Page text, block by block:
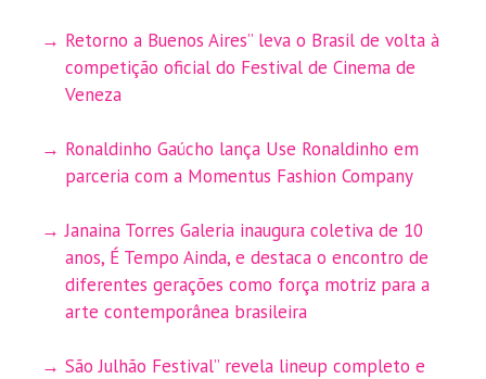
Retorno a Buenos Aires” leva o Brasil de volta à
competição oficial do Festival de Cinema de
Veneza
Ronaldinho Gaúcho lança Use Ronaldinho em
parceria com a Momentus Fashion Company
Janaina Torres Galeria inaugura coletiva de 10
anos, É Tempo Ainda, e destaca o encontro de
diferentes gerações como força motriz para a
arte contemporânea brasileira
São Julhão Festival” revela lineup completo e